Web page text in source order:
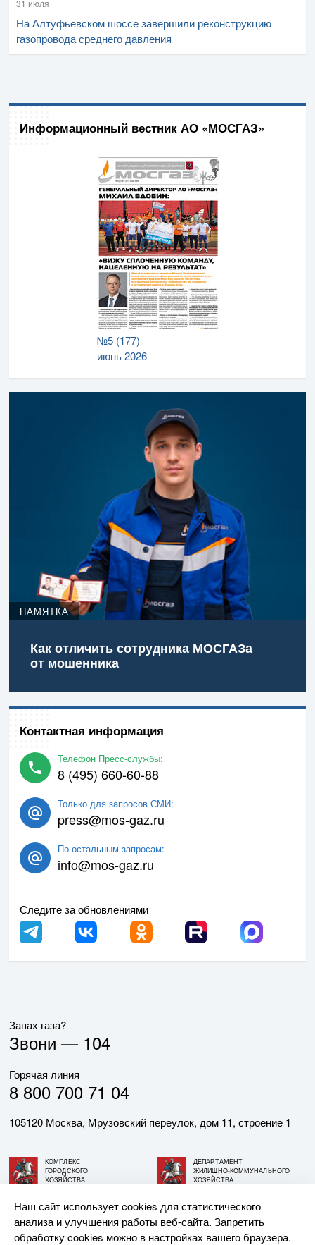
31 июля
На Алтуфьевском шоссе завершили реконструкцию
газопровода среднего давления
Информационный вестник АО «МОСГАЗ»
№5 (177)
июнь 2026
ПАМЯТКА
Как отличить сотрудника МОСГАЗа
от мошенника
Контактная информация
Телефон Пресс-службы:
8 (495) 660-60-88
Только для запросов СМИ:
press@mos-gaz.ru
По остальным запросам:
info@mos-gaz.ru
Следите за обновлениями
Запах газа?
Звони — 104
Горячая линия
8 800 700 71 04
105120 Москва, Мрузовский переулок, дом 11, строение 1
КОМПЛЕКС
ГОРОДСКОГО
ХОЗЯЙСТВА
ДЕПАРТАМЕНТ
ЖИЛИЩНО-КОММУНАЛЬНОГО
ХОЗЯЙСТВА
© АО «МОСГАЗ», 2026. При использовании материалов
Наш сайт использует cookies для статистического
анализа и улучшения работы веб-сайта. Запретить
обработку cookies можно в настройках вашего браузера.